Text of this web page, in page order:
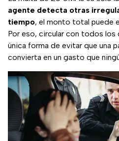
agente detecta otras
tiempo, el monto total puede
Por eso, circular con todos los
única forma de evitar que una
convierta en un gasto que